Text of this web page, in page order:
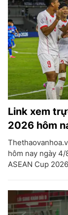
Link xem
2026 hôm
hôm nay ngày
ASEAN Cup